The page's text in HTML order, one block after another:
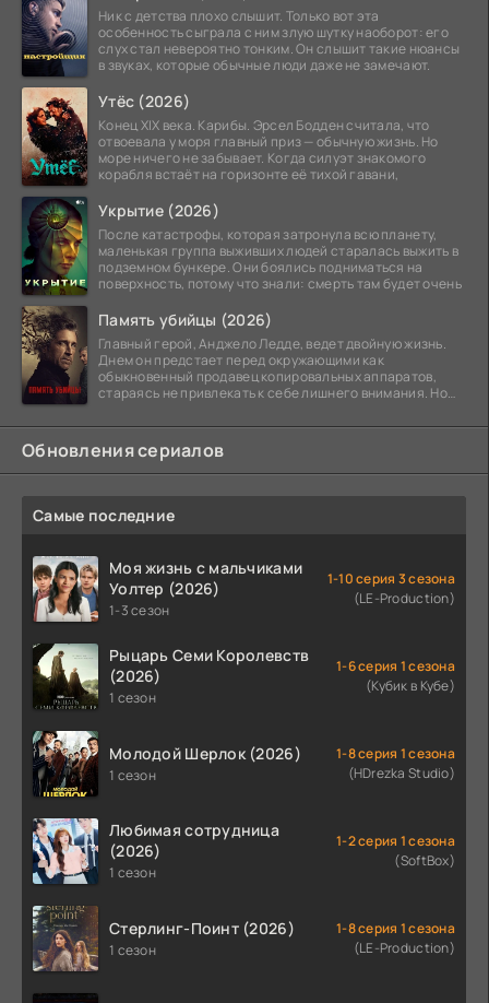
Ник с детства плохо слышит. Только вот эта
особенность сыграла с ним злую шутку наоборот: его
слух стал невероятно тонким. Он слышит такие нюансы
в звуках, которые обычные люди даже не замечают.
Утёс (2026)
Конец XIX века. Карибы. Эрсел Бодден считала, что
отвоевала у моря главный приз — обычную жизнь. Но
море ничего не забывает. Когда силуэт знакомого
корабля встаёт на горизонте её тихой гавани,
Укрытие (2026)
После катастрофы, которая затронула всю планету,
маленькая группа выживших людей старалась выжить в
подземном бункере. Они боялись подниматься на
поверхность, потому что знали: смерть там будет очень
Память убийцы (2026)
Главный герой, Анджело Ледде, ведет двойную жизнь.
Днем он предстает перед окружающими как
обыкновенный продавец копировальных аппаратов,
стараясь не привлекать к себе лишнего внимания. Но
Обновления сериалов
Самые последние
Моя жизнь с мальчиками
Уолтер (2026)
1-3 сезон
1-10 серия 3 сезона
(LE-Production)
Рыцарь Семи Королевств
(2026)
1 сезон
1-6 серия 1 сезона
(Кубик в Кубе)
Молодой Шерлок (2026)
1 сезон
1-8 серия 1 сезона
(HDrezka Studio)
Любимая сотрудница
(2026)
1 сезон
1-2 серия 1 сезона
(SoftBox)
Стерлинг-Поинт (2026)
1 сезон
1-8 серия 1 сезона
(LE-Production)